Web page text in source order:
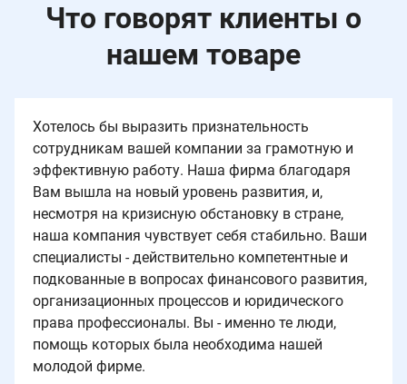
Что говорят клиенты о
нашем товаре
Хотелось бы выразить признательность
сотрудникам вашей компании за грамотную и
эффективную работу. Наша фирма благодаря
Вам вышла на новый уровень развития, и,
несмотря на кризисную обстановку в стране,
наша компания чувствует себя стабильно. Ваши
специалисты - действительно компетентные и
подкованные в вопросах финансового развития,
организационных процессов и юридического
права профессионалы. Вы - именно те люди,
помощь которых была необходима нашей
молодой фирме.